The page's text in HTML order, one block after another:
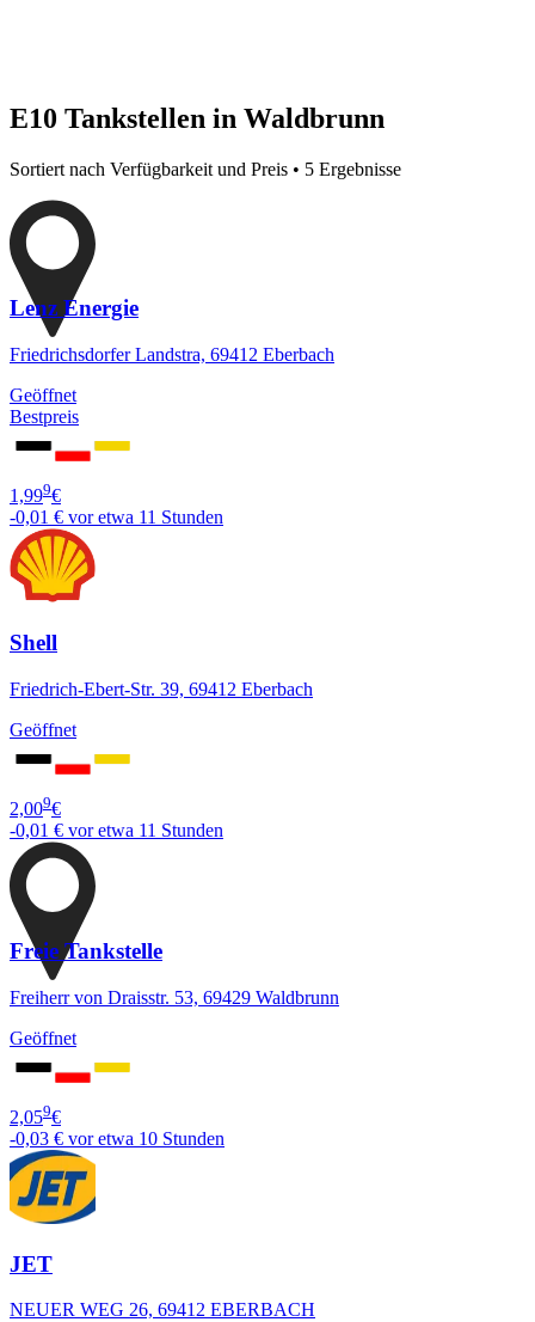
E10 Tankstellen in Waldbrunn
Sortiert nach Verfügbarkeit und Preis • 5 Ergebnisse
Lenz Energie
Friedrichsdorfer Landstra, 69412 Eberbach
Geöffnet
Bestpreis
1,999€
-0,01 € vor etwa 11 Stunden
Shell
Friedrich-Ebert-Str. 39, 69412 Eberbach
Geöffnet
2,009€
-0,01 € vor etwa 11 Stunden
Freie Tankstelle
Freiherr von Draisstr. 53, 69429 Waldbrunn
Geöffnet
2,059€
-0,03 € vor etwa 10 Stunden
JET
NEUER WEG 26, 69412 EBERBACH